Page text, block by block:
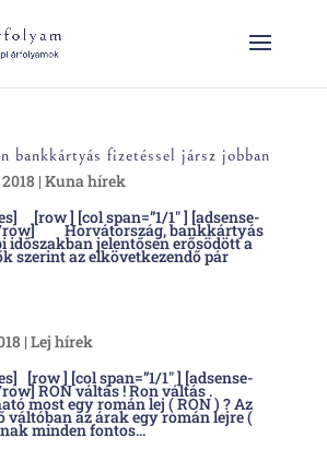
bankkártyás fizetéssel jársz jobban
| Kuna hírek
[row ] [col span=”1/1″ ] [adsense-
row] Horvátország, bankkártyás
időszakban jelentősen erősödött a
szerint az elkövetkezendő pár
| Lej hírek
[row ] [col span=”1/1″ ] [adsense-
RON váltás ! Ron váltás .
most egy román lej ( RON ) ? Az
váltóban az árak egy román lejre (
minden fontos...